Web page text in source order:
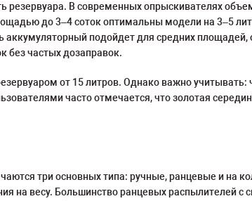
резервуара. В современных опрыскивателях
до 3–4 соток оптимальны модели на 3–5
подойдет для средних площадей,
без частых дозаправок.
от 15 литров. Однако важно учитывать:
часто отмечается, что золотая
три основных типа: ручные, ранцевые и на
на весу. Большинство ранцевых распылителей с